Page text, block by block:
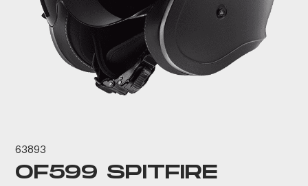
63893
OF599 SPITFIRE